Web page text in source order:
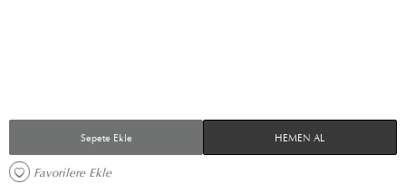
Sepete Ekle HEMEN AL
Favorilere Ekle